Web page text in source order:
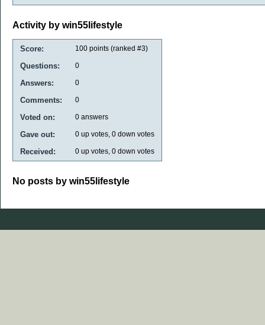
Activity by win55lifestyle
Score: 100 points (ranked #3)
Questions: 0
Answers: 0
Comments: 0
Voted on: 0 answers
Gave out: 0 up votes, 0 down votes
Received: 0 up votes, 0 down votes
No posts by win55lifestyle